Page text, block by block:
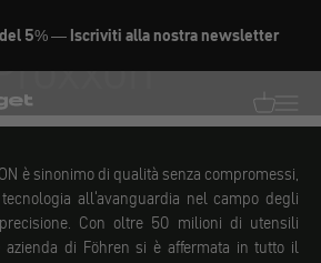
5% — Iscriviti alla nostra newsletter
è sinonimo di qualità senza compromessi,
all'avanguardia nel campo degli
Con oltre 50 milioni di utensili
azienda di Föhren si è affermata in tutto il